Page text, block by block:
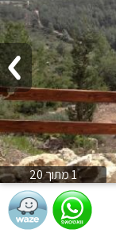
1 מתוך 20